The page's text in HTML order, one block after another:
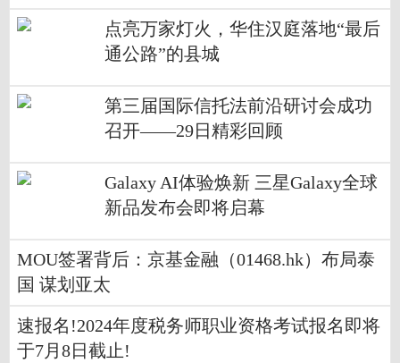
点亮万家灯火，华住汉庭落地“最后
通公路”的县城
第三届国际信托法前沿研讨会成功
召开——29日精彩回顾
Galaxy AI体验焕新 三星Galaxy全球
新品发布会即将启幕
MOU签署背后：京基金融（01468.hk）布局泰
国 谋划亚太
速报名!2024年度税务师职业资格考试报名即将
于7月8日截止!